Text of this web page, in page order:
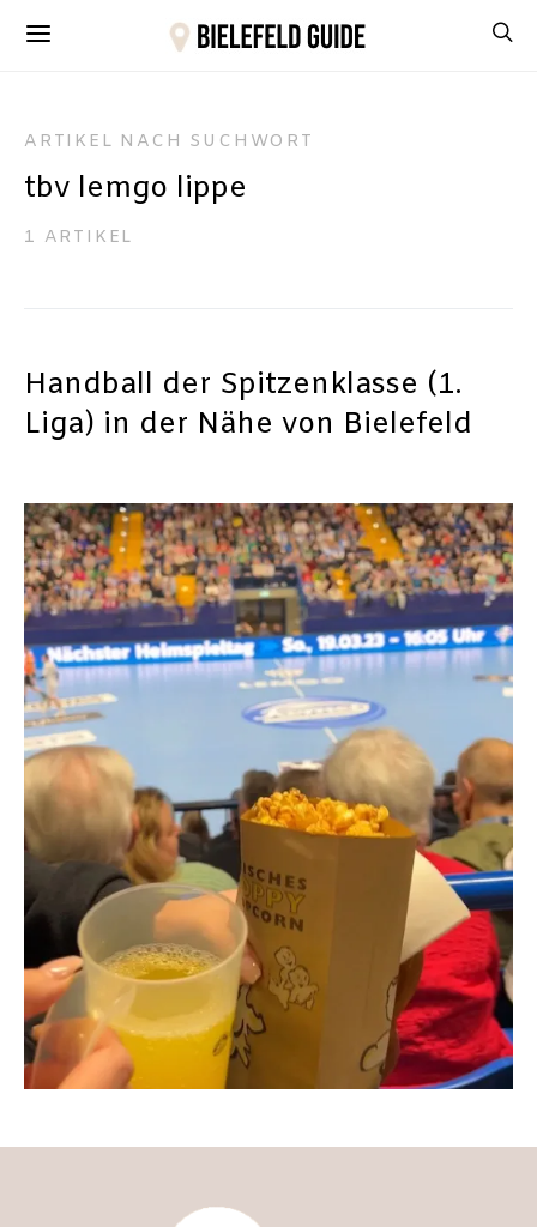
ARTIKEL NACH SUCHWORT
tbv lemgo lippe
1 ARTIKEL
Handball der Spitzenklasse (1.
Liga) in der Nähe von Bielefeld